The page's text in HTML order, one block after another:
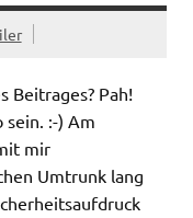
Beitrages? Pah!
sein. :-) Am
mir
Umtrunk lang